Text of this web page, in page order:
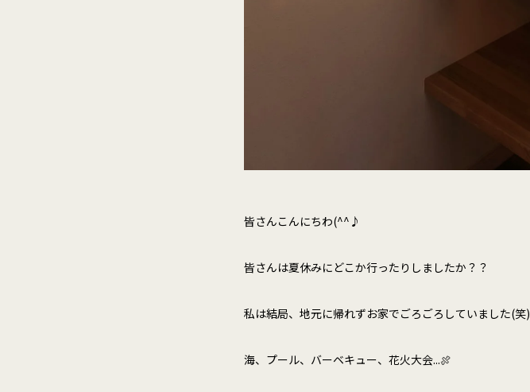
皆さんこんにちわ(^^♪
皆さんは夏休みにどこか行ったりしましたか？？
私は結局、地元に帰れずお家でごろごろしていました(笑)
海、プール、バーベキュー、花火大会...🍖